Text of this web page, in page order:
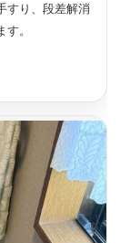
すり、段差解消
。